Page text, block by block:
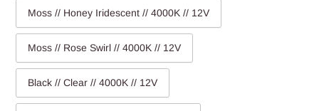
Moss // Honey Iridescent // 4000K // 12V
Moss // Rose Swirl // 4000K // 12V
Black // Clear // 4000K // 12V